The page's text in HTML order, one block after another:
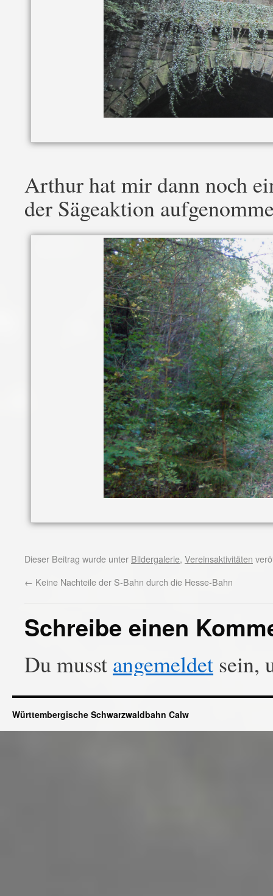
Arthur hat mir dann noch
der Sägeaktion
Dieser Beitrag wurde unter Bildergalerie, Vereinsaktivitäten
← Keine Nachteile der S-Bahn durch die Hesse-Bahn
Schreibe einen
Du musst angemeldet sein,
Württembergische Schwarzwaldbahn Calw